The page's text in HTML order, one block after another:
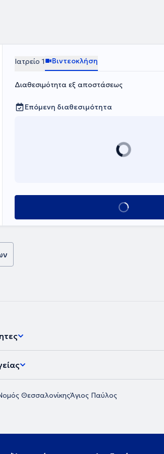
Ιατρείο 1 Βιντεοκλήση
Διαθεσιμότητα εξ αποστάσεως
Επόμενη διαθεσιμότητα
Κλείσε ραντεβού
ΘεσσαλονίκηςΆγιος Παύλος